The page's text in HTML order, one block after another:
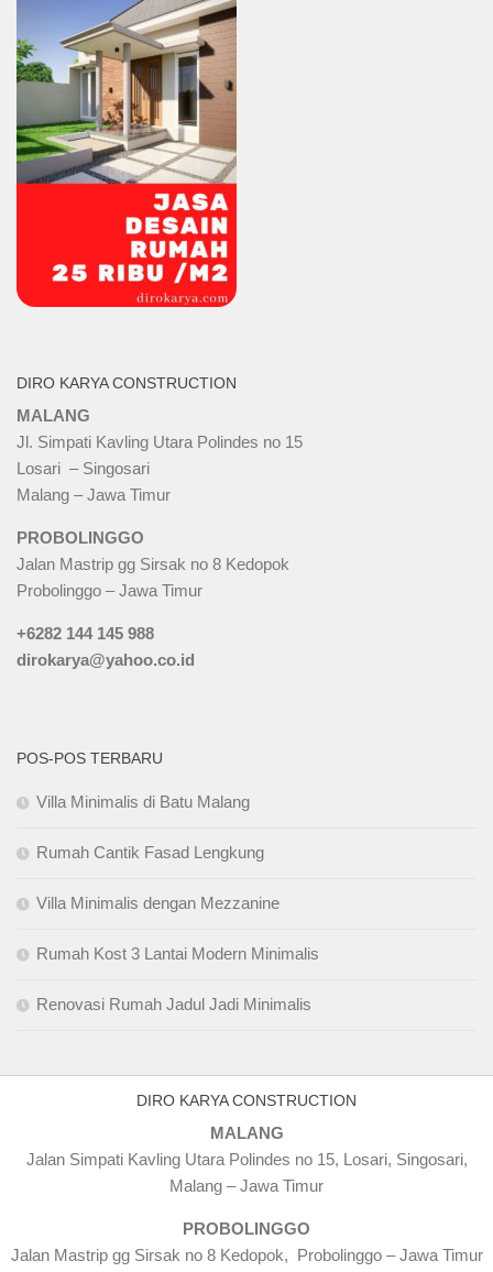
DIRO KARYA CONSTRUCTION
MALANG
Jl. Simpati Kavling Utara Polindes no 15
Losari – Singosari
Malang – Jawa Timur
PROBOLINGGO
Jalan Mastrip gg Sirsak no 8 Kedopok
Probolinggo – Jawa Timur
+6282 144 145 988
dirokarya@yahoo.co.id
POS-POS TERBARU
Villa Minimalis di Batu Malang
Rumah Cantik Fasad Lengkung
Villa Minimalis dengan Mezzanine
Rumah Kost 3 Lantai Modern Minimalis
Renovasi Rumah Jadul Jadi Minimalis
DIRO KARYA CONSTRUCTION
MALANG
Jalan Simpati Kavling Utara Polindes no 15, Losari, Singosari,
Malang – Jawa Timur
PROBOLINGGO
Jalan Mastrip gg Sirsak no 8 Kedopok, Probolinggo – Jawa Timur